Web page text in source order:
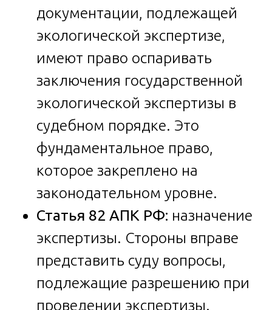
документации, подлежащей
экологической экспертизе,
имеют право оспаривать
заключения государственной
экологической экспертизы в
судебном порядке. Это
фундаментальное право,
которое закреплено на
законодательном уровне.
Статья 82 АПК РФ: назначение
экспертизы. Стороны вправе
представить суду вопросы,
подлежащие разрешению при
проведении экспертизы.